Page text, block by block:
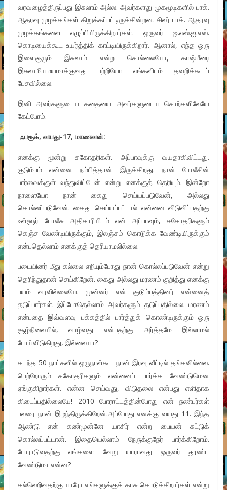
வரவழைத்திருப்பது இசுலாம் அல்ல. அவர்களது முகமூடிகளில் பாக்.
ஆதரவு முழக்கங்கள் கிறுக்கப்பட்டிருக்கின்றன. சிலர் பாக். ஆதரவு
முழக்கங்களை எழுப்பியிருக்கிறார்கள். ஒருவர் ஐ.எஸ்.ஐ.எஸ்.
கொடியைக்கூட உயர்த்திக் காட்டியிருக்கிறார். ஆனால், எந்த ஒரு
இளைஞரும் இசுலாம் என்ற சொல்லையோ, காஷ்மீரை
இசுலாமியமயமாக்குவது பற்றியோ எங்களிடம் தவறிக்கூடப்
பேசவில்லை.
இனி அவர்களுடைய கதையை அவர்களுடைய சொற்களிலேயே
கேட்போம்.
ஃபரூக், வயது-17, மாணவன்:
எனக்கு மூன்று சகோதரிகள். அப்பாவுக்கு வயதாகிவிட்டது.
குடும்பம் என்னை நம்பித்தான் இருக்கிறது. நான் போலீசின்
பார்வைக்குள் வந்துவிட்டேன் என்று எனக்குத் தெரியும். இன்றோ
நாளையோ நான் கைது செய்யப்படுவேன், அல்லது
கொல்லப்படுவேன். கைது செய்யப்பட்டால் என்னை விடுவிப்பதற்கு
உள்ளூர் போலீசு அதிகாரியிடம் என் அப்பாவும், சகோதரிகளும்
கெஞ்ச வேண்டியிருக்கும், இலஞ்சம் கொடுக்க வேண்டியிருக்கும்
என்பதெல்லாம் எனக்குத் தெரியாமலில்லை.
படையினர் மீது கல்லை எறியும்போது நான் கொல்லப்படுவேன் என்று
தெரிந்துதான் செய்கிறேன். கைது அல்லது மரணம் குறித்து எனக்கு
பயம் வரவில்லையே. முன்னர் என் குடும்பத்தினர் என்னைத்
தடுப்பார்கள். இப்போதெல்லாம் அவர்களும் தடுப்பதில்லை. மரணம்
என்பதை இவ்வளவு பக்கத்தில் பார்த்துக் கொண்டிருக்கும் ஒரு
சூழ்நிலையில், வாழ்வது என்பதற்கு அர்த்தமே இல்லாமல்
போய்விடுகிறது, இல்லையா?
கடந்த 50 நாட்களில் ஒருநாள்கூட நான் இரவு வீட்டில் தங்கவில்லை.
பெற்றோரும் சகோதரிகளும் என்னைப் பார்க்க வேண்டுமென
ஏங்குகிறார்கள். என்ன செய்வது, விடுதலை என்பது எளிதாக
கிடைப்பதில்லையே! 2010 போராட்டத்தின்போது என் நண்பர்கள்
பலரை நான் இழந்திருக்கிறேன்.அப்போது எனக்கு வயது 11. இந்த
ஆண்டு என் கண்முன்னே யாசிர் என்ற பையன் சுட்டுக்
கொல்லப்பட்டான். இதையெல்லாம் நேருக்குநேர் பார்க்கிறோம்.
போராடுவதற்கு எங்களை வேறு யாராவது ஒருவர் தூண்ட
வேண்டுமா என்ன?
கல்லெறிவதற்கு யாரோ எங்களுக்குக் காசு கொடுக்கிறார்கள் என்று